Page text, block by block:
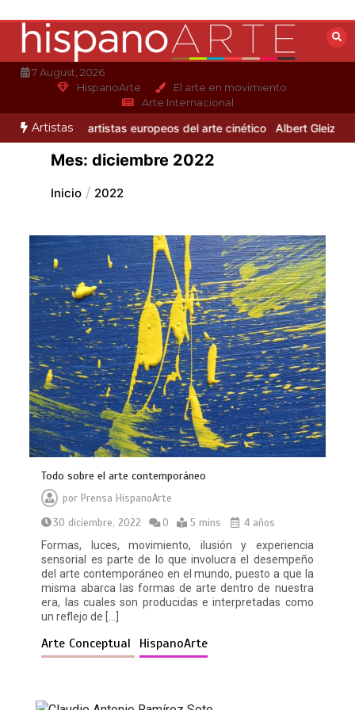
contenido
7 August, 2026
HispanoArte
El arte en movimiento
Arte Internacional
Artistas
Otero 3 artistas europeos del arte cinético Albert Gleizes:
Mes: diciembre 2022
Inicio 2022
Todo sobre el arte contemporáneo
por Prensa HispanoArte
30 diciembre, 2022
0 5 mins
4 años
Formas, luces, movimiento, ilusión y experiencia
sensorial es parte de lo que involucra el desempeño
del arte contemporáneo en el mundo, puesto a que la
misma abarca las formas de arte dentro de nuestra
era, las cuales son producidas e interpretadas como
un reflejo de […]
Arte Conceptual HispanoArte